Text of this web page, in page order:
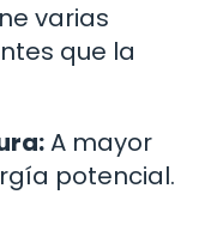
varias
que la
A mayor
potencial.